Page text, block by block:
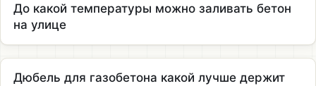
До какой температуры можно заливать бетон
на улице
Дюбель для газобетона какой лучше держит